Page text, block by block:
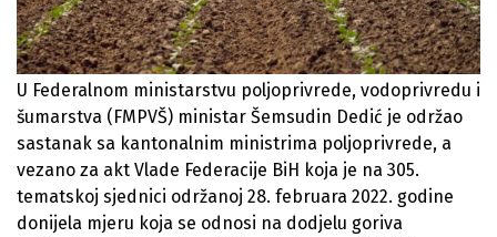
U Federalnom ministarstvu poljoprivrede, vodoprivredu i
šumarstva (FMPVŠ) ministar Šemsudin Dedić je održao
sastanak sa kantonalnim ministrima poljoprivrede, a
vezano za akt Vlade Federacije BiH koja je na 305.
tematskoj sjednici održanoj 28. februara 2022. godine
donijela mjeru koja se odnosi na dodjelu goriva